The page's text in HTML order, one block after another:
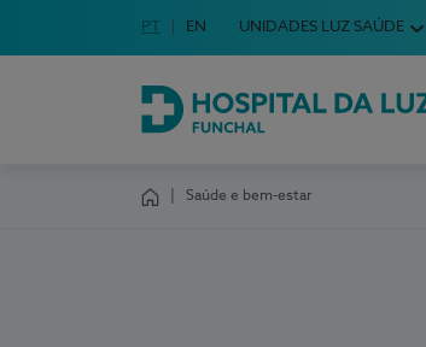
Escolha o seu idioma
Idioma em Português
PT English Language
EN UNIDADES LUZ SAÚDE
Hospital da Luz Funchal
Saúde e bem-estar